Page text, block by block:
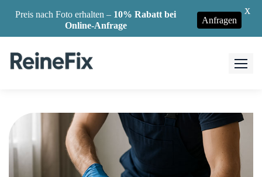
Preis nach Foto erhalten – 10% Rabatt bei
Online-Anfrage
Anfragen
X